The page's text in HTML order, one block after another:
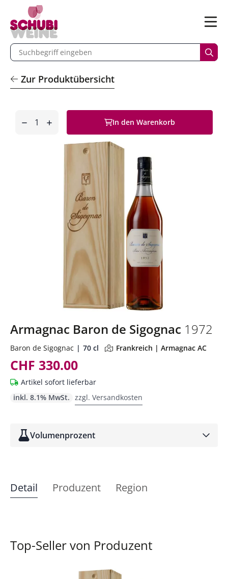
Menü
eingeben
Zur Produktübersicht
In den Warenkorb
Armagnac Baron de Sigognac 1972
Baron de Sigognac 70 cl Frankreich | Armagnac AC
CHF 330.00
Artikel sofort lieferbar
inkl. 8.1% MwSt. zzgl. Versandkosten
Volumenprozent
Detail Produzent Region
Top-Seller von Produzent